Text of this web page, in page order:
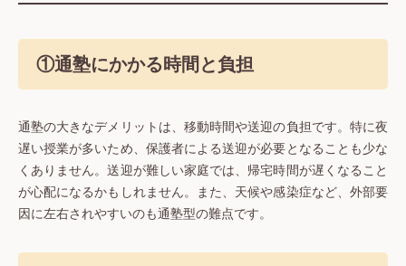
①通塾にかかる時間と負担
通塾の大きなデメリットは、移動時間や送迎の負担です。特に夜
遅い授業が多いため、保護者による送迎が必要となることも少な
くありません。送迎が難しい家庭では、帰宅時間が遅くなること
が心配になるかもしれません。また、天候や感染症など、外部要
因に左右されやすいのも通塾型の難点です。